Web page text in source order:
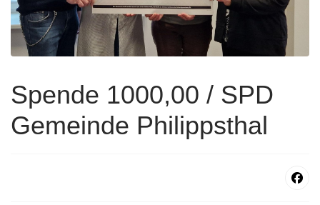
Spende 1000,00 / SPD
Gemeinde Philippsthal